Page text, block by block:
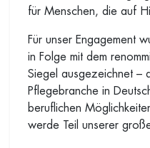
für Menschen, die auf
Für unser Engagement
in Folge mit dem
Siegel ausgezeichnet –
Pflegebranche in
beruflichen
werde Teil unserer